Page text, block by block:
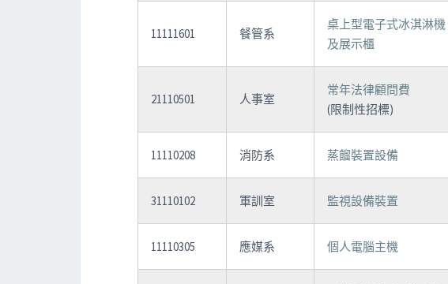
11111601 餐管系
桌上型電子式冰淇淋機
及展示櫃
21110501 人事室
常年法律顧問費
(限制性招標)
11110208 消防系 蒸餾裝置設備
31110102 軍訓室 監視設備裝置
11110305 應媒系 個人電腦主機